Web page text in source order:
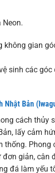
Neon.
không gian
sinh các góc
Nhật Bản
cách thủy
lấy cảm
thống. Phong
giản, cân
đá làm yếu